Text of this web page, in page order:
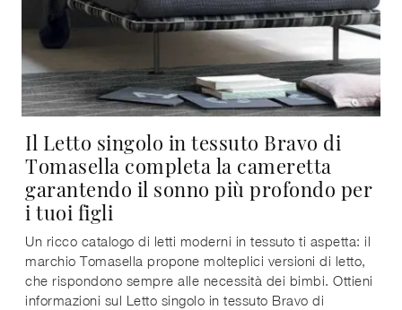
Il Letto singolo in tessuto Bravo di
Tomasella completa la cameretta
garantendo il sonno più profondo per
i tuoi figli
Un ricco catalogo di letti moderni in tessuto ti aspetta: il
marchio Tomasella propone molteplici versioni di letto,
che rispondono sempre alle necessità dei bimbi. Ottieni
informazioni sul Letto singolo in tessuto Bravo di